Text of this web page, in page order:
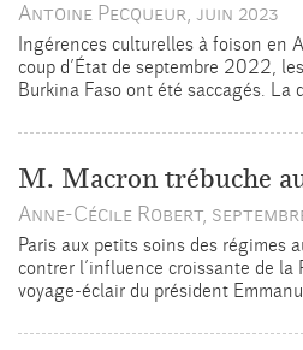
Antoine Pecqueur, juin 2023
Ingérences culturelles à foison en
coup d’État de septembre 2022,
Burkina Faso ont été saccagés.
M. Macron trébuche
Anne-Cécile Robert,
Paris aux petits soins des régimes
contrer l’influence croissante de la
voyage-éclair du président